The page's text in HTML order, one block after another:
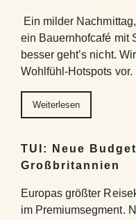
Ein milder
ein Bauernhofcafé mit
besser geht’s nicht.
Wohlfühl-Hotspots
Weiterlesen
TUI: Neue
Großbritannien
Europas größter
im Premiumsegment.